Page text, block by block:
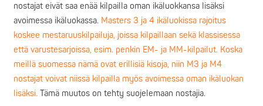
nostajat eivät saa enää kilpailla oman ikäluokkansa lisäksi
avoimessa ikäluokassa. Masters 3 ja 4 ikäluokissa rajoitus
koskee mestaruuskilpailuja, joissa kilpaillaan sekä klassisessa
että varustesarjoissa, esim. penkin EM- ja MM-kilpailut. Koska
meillä suomessa nämä ovat erillisiä kisoja, niin M3 ja M4
nostajat voivat niissä kilpailla myös avoimessa oman ikäluokan
lisäksi. Tämä muutos on tehty suojelemaan nostajia.